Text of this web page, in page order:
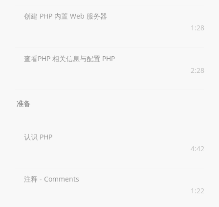
创建 PHP 内置 Web 服务器
1:28
查看PHP 相关信息与配置 PHP
2:28
准备
认识 PHP
4:42
注释 - Comments
1:22